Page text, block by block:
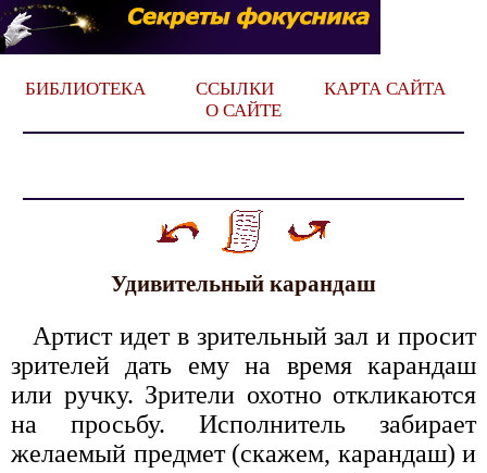
БИБЛИОТЕКА ССЫЛКИ
КАРТА САЙТА
О САЙТЕ
Удивительный карандаш
Артист идет в зрительный зал и просит
зрителей дать ему на время карандаш
или ручку. Зрители охотно откликаются
на просьбу. Исполнитель забирает
желаемый предмет (скажем, карандаш) и